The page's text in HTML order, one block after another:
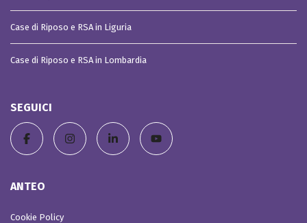
Case di Riposo e RSA in Liguria
Case di Riposo e RSA in Lombardia
SEGUICI
ANTEO
Cookie Policy